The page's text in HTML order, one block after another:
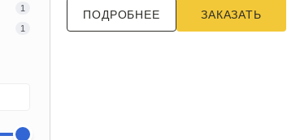
1
1
ПОДРОБНЕЕ ЗАКАЗАТЬ